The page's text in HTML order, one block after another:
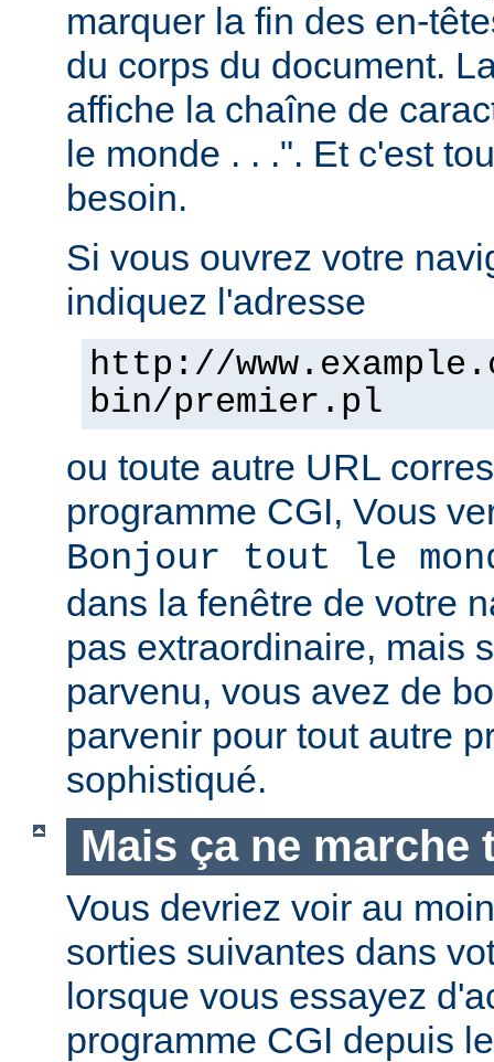
marquer la fin des en-
du corps du document.
affiche la chaîne de
le monde . . .". Et c'est
besoin.
Si vous ouvrez votre
indiquez l'adresse
http://
bin/premier.pl
ou toute autre URL
programme CGI, Vous
Bonjour tout le
dans la fenêtre de votre
pas extraordinaire, mais
parvenu, vous avez de
parvenir pour tout autre
sophistiqué.
Mais ça ne marche
Vous devriez voir au
sorties suivantes dans
lorsque vous essayez
programme CGI depuis